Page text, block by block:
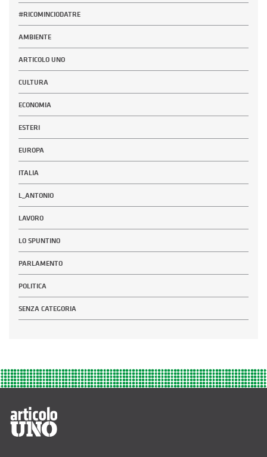
#RICOMINCIODATRE
AMBIENTE
ARTICOLO UNO
CULTURA
ECONOMIA
ESTERI
EUROPA
ITALIA
L_ANTONIO
LAVORO
LO SPUNTINO
PARLAMENTO
POLITICA
SENZA CATEGORIA